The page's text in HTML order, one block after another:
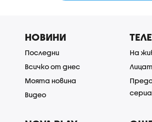
НОВИНИ
Последни
Всичко от днес
Моята новина
Видео
На